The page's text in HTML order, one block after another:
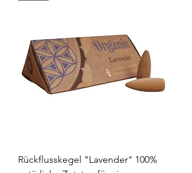
Rückflusskegel "Lavender" 100%